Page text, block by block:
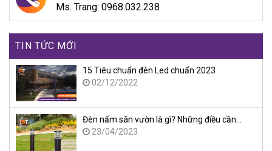
Ms. Trang: 0968.032.238
TIN TỨC MỚI
15 Tiêu chuẩn đèn Led chuẩn 2023
02/12/2022
Đèn nấm sân vườn là gì? Những điều cần…
23/04/2023